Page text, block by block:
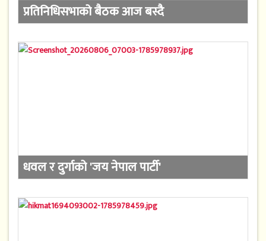
प्रतिनिधिसभाको बैठक आज बस्दै
धवल र दुर्गाको 'जय नेपाल पार्टी'